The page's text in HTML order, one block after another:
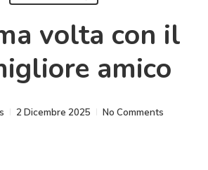
volta con il
amico
2 Dicembre 2025 No Comments